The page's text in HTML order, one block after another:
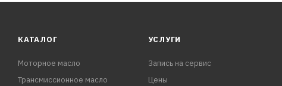
КАТАЛОГ
Моторное масло
Трансмиссионное масло
УСЛУГИ
Запись на сервис
Цены